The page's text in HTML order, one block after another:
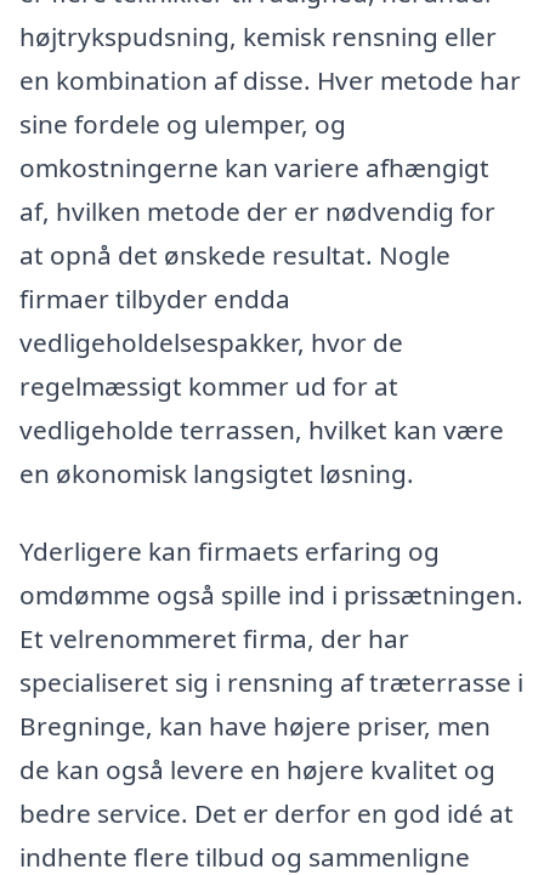
højtrykspudsning, kemisk rensning eller
en kombination af disse. Hver metode har
sine fordele og ulemper, og
omkostningerne kan variere afhængigt
af, hvilken metode der er nødvendig for
at opnå det ønskede resultat. Nogle
firmaer tilbyder endda
vedligeholdelsespakker, hvor de
regelmæssigt kommer ud for at
vedligeholde terrassen, hvilket kan være
en økonomisk langsigtet løsning.
Yderligere kan firmaets erfaring og
omdømme også spille ind i prissætningen.
Et velrenommeret firma, der har
specialiseret sig i rensning af træterrasse i
Bregninge, kan have højere priser, men
de kan også levere en højere kvalitet og
bedre service. Det er derfor en god idé at
indhente flere tilbud og sammenligne